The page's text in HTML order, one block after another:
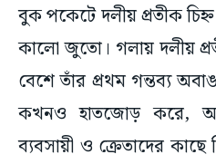
বুক পকেটে দলীয় প্রতীক
কালো জুতো। গলায় দলীয়
বেশে তাঁর প্রথম গন্তব্য
কখনও হাতজোড় করে,
ব্যবসায়ী ও ক্রেতাদের কাছে